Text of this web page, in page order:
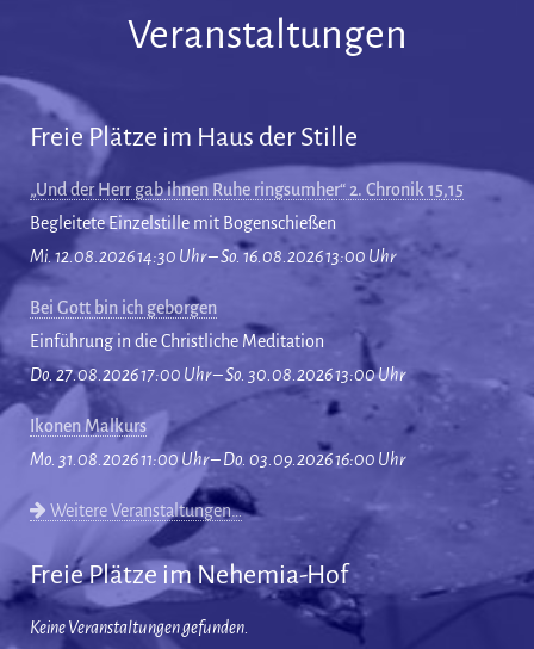
Veranstaltungen
Freie Plätze im Haus der Stille
„Und der Herr gab ihnen Ruhe ringsumher“ 2. Chronik 15,15
Begleitete Einzelstille mit Bogenschießen
Mi. 12.08.2026 14:30 Uhr – So. 16.08.2026 13:00 Uhr
Bei Gott bin ich geborgen
Einführung in die Christliche Meditation
Do. 27.08.2026 17:00 Uhr – So. 30.08.2026 13:00 Uhr
Ikonen Malkurs
Mo. 31.08.2026 11:00 Uhr – Do. 03.09.2026 16:00 Uhr
Weitere Veranstaltungen…
Freie Plätze im Nehemia-Hof
Keine Veranstaltungen gefunden.